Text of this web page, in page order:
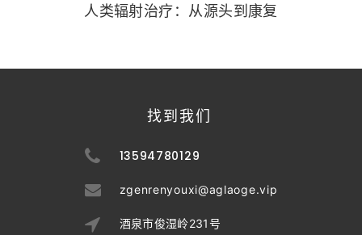
人类辐射治疗：从源头到康复
找到我们
13594780129
zgenrenyouxi@aglaoge.vip
酒泉市俊湿岭231号